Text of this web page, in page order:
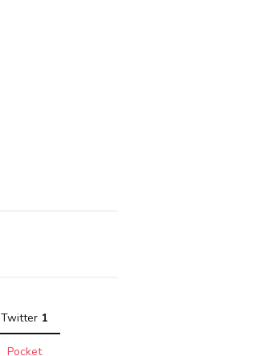
Twitter 1
Pocket